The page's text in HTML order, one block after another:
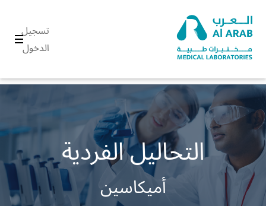
تسجيل
الدخول
التحاليل الفردية
أميكاسين